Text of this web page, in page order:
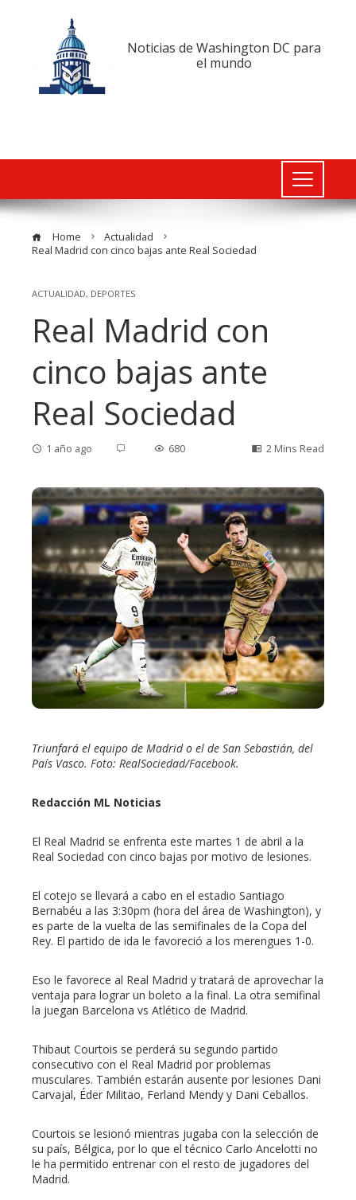
Noticias de Washington DC para
el mundo
Home
Actualidad
Real Madrid con cinco bajas ante Real Sociedad
ACTUALIDAD, DEPORTES
Real Madrid con
cinco bajas ante
Real Sociedad
1 año ago 680 2 Mins Read
Triunfará el equipo de Madrid o el de San Sebastián, del
País Vasco. Foto: RealSociedad/Facebook.
Redacción ML Noticias
El Real Madrid se enfrenta este martes 1 de abril a la
Real Sociedad con cinco bajas por motivo de lesiones.
El cotejo se llevará a cabo en el estadio Santiago
Bernabéu a las 3:30pm (hora del área de Washington), y
es parte de la vuelta de las semifinales de la Copa del
Rey. El partido de ida le favoreció a los merengues 1-0.
Eso le favorece al Real Madrid y tratará de aprovechar la
ventaja para lograr un boleto a la final. La otra semifinal
la juegan Barcelona vs Atlético de Madrid.
Thibaut Courtois se perderá su segundo partido
consecutivo con el Real Madrid por problemas
musculares. También estarán ausente por lesiones Dani
Carvajal, Éder Militao, Ferland Mendy y Dani Ceballos.
Courtois se lesionó mientras jugaba con la selección de
su país, Bélgica, por lo que el técnico Carlo Ancelotti no
le ha permitido entrenar con el resto de jugadores del
Madrid.